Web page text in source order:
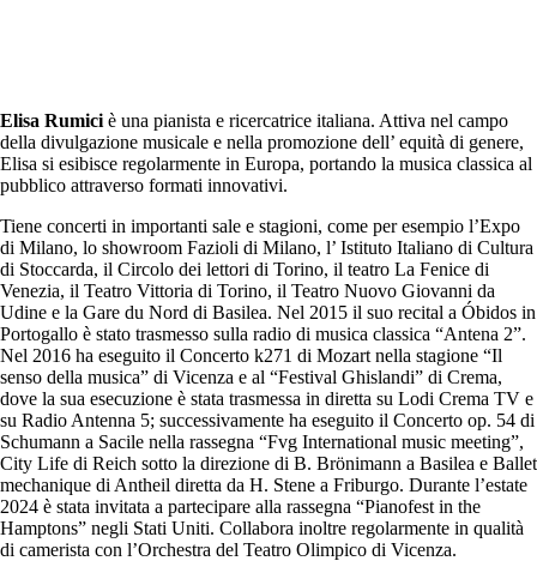
Elisa Rumiciè una pianista e ricercatrice italiana. Attiva nel campo
della divulgazione musicale e nella promozione dell’ equità di genere,
Elisa si esibisce regolarmente in Europa, portando la musica classica al
pubblico attraverso formati innovativi.
Tiene concerti in importanti sale e stagioni, come per esempio l’Expo
di Milano, lo showroom Fazioli di Milano, l’ Istituto Italiano di Cultura
di Stoccarda, il Circolo dei lettori di Torino, il teatro La Fenice di
Venezia, il Teatro Vittoria di Torino, il Teatro Nuovo Giovanni da
Udine e la Gare du Nord di Basilea. Nel 2015 il suo recital a Óbidos in
Portogallo è stato trasmesso sulla radio di musica classica “Antena 2”.
Nel 2016 ha eseguito il Concerto k271 di Mozart nella stagione “Il
senso della musica” di Vicenza e al “Festival Ghislandi” di Crema,
dove la sua esecuzione è stata trasmessa in diretta su Lodi Crema TV e
su Radio Antenna 5; successivamente ha eseguito il Concerto op. 54 di
Schumann a Sacile nella rassegna “Fvg International music meeting”,
City Life di Reich sotto la direzione di B. Brönimann a Basilea e Ballet
mechanique di Antheil diretta da H. Stene a Friburgo. Durante l’estate
2024 è stata invitata a partecipare alla rassegna “Pianofest in the
Hamptons” negli Stati Uniti. Collabora inoltre regolarmente in qualità
di camerista con l’Orchestra del Teatro Olimpico di Vicenza.